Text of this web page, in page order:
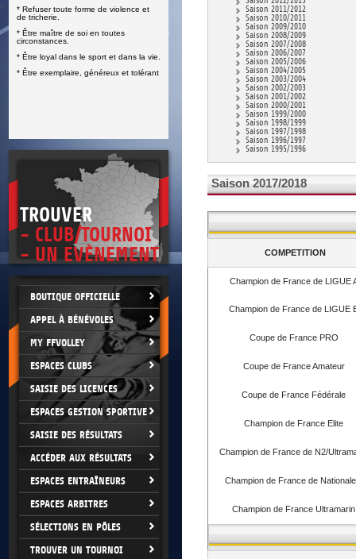
* Refuser toute forme de violence et
de tricherie.
* Être maître de soi en toutes
circonstances.
* Être loyal dans le sport et dans la vie.
* Être exemplaire, généreux et tolérant
TROUVER
- CLUB/TOURNOI
- UN EVÈNEMENT
BOUTIQUE OFFICIELLE
APPEL À BÉNÉVOLES
MY FFVOLLEY
ESPACES CLUBS
SAISIE DES LICENCES
ESPACES GESTION SPORTIVE
SAISIE DES RÉSULTATS
ACCÉDER AUX RÉSULTATS
ESPACES ENTRAÎNEURS
ESPACES ARBITRES
SÉLECTIONS EN PÔLES
TROUVER UN TOURNOI
Saison 2011/2012
Saison 2010/2011
Saison 2009/2010
Saison 2008/2009
Saison 2007/2008
Saison 2006/2007
Saison 2005/2006
Saison 2004/2005
Saison 2003/2004
Saison 2002/2003
Saison 2001/2002
Saison 2000/2001
Saison 1999/2000
Saison 1998/1999
Saison 1997/1998
Saison 1996/1997
Saison 1995/1996
Saison 2017/2018
COMPETITION
Champion de France de LIGUE
Champion de France de LIGUE
Coupe de France PRO
Coupe de France Amateur
Coupe de France Fédérale
Champion de France Elite
Champion de France de N2/
Champion de France de
Champion de France Ultramarin